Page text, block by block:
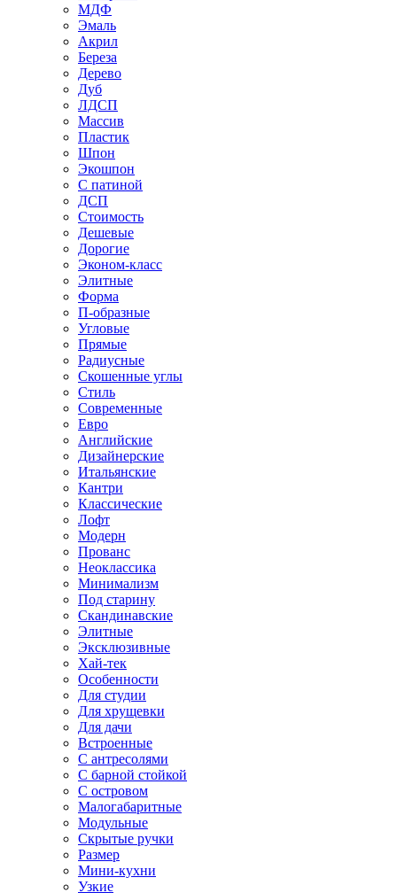
МДФ
Эмаль
Акрил
Береза
Дерево
Дуб
ЛДСП
Массив
Пластик
Шпон
Экошпон
С патиной
ДСП
Стоимость
Дешевые
Дорогие
Эконом-класс
Элитные
Форма
П-образные
Угловые
Прямые
Радиусные
Скошенные углы
Стиль
Современные
Евро
Английские
Дизайнерские
Итальянские
Кантри
Классические
Лофт
Модерн
Прованс
Неоклассика
Минимализм
Под старину
Скандинавские
Элитные
Эксклюзивные
Хай-тек
Особенности
Для студии
Для хрущевки
Для дачи
Встроенные
С антресолями
С барной стойкой
С островом
Малогабаритные
Модульные
Скрытые ручки
Размер
Мини-кухни
Узкие